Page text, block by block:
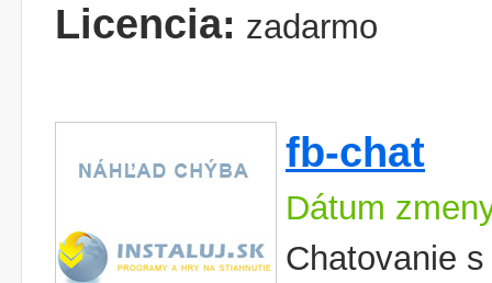
Licencia: zadarmo
fb-chat
Dátum
Chatovanie